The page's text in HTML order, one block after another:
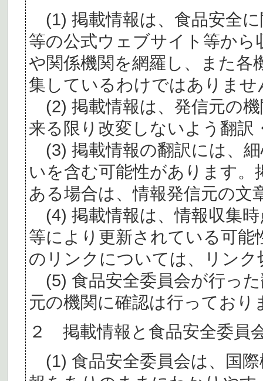
(1) 掲載情報は、食品安全
等の公式ウェブサイト等か
や関係機関を網羅し、また各
集しているわけではありませ
(2) 掲載情報は、発信元の
来る限り改変しないよう翻訳
(3) 掲載情報の翻訳には、
いを含む可能性があります。
ある場合は、情報発信元の文
(4) 掲載情報は、情報収集
等により更新されている可
のリンクについては、リン
(5) 食品安全委員会が行っ
元の機関に確認は行っており
２ 掲載情報と食品安全委員
(1) 食品安全委員会は、国